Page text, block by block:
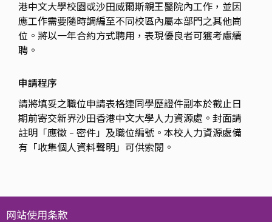
港中文大學校園或沙田威爾斯親王醫院內工作，並因
應工作需要隨時調編至不同校區內屬本部門之其他崗
位。將以一年合約方式聘用，表現優良者可獲考慮續
聘。
申請程序
請將填妥之職位申請表格連同學歷證件副本於截止日
期前寄交新界沙田香港中文大學人力資源處。封面請
註明「應徵 – 密件」及職位編號。本校人力資源處備
有「收集個人資料聲明」可供索閱。
网站使用条款